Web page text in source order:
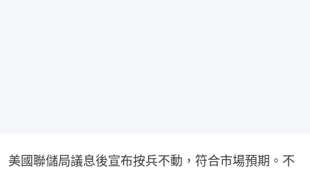
美國聯儲局議息後宣布按兵不動，符合市場預期。不